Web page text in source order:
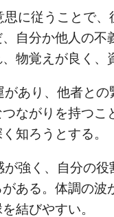
従うことで、
自分か他人の
物覚えが良く、
、他者との緊
ながりを持つこ
知ろうとする。
く、自分の役
ある。体調の波
結びやすい。